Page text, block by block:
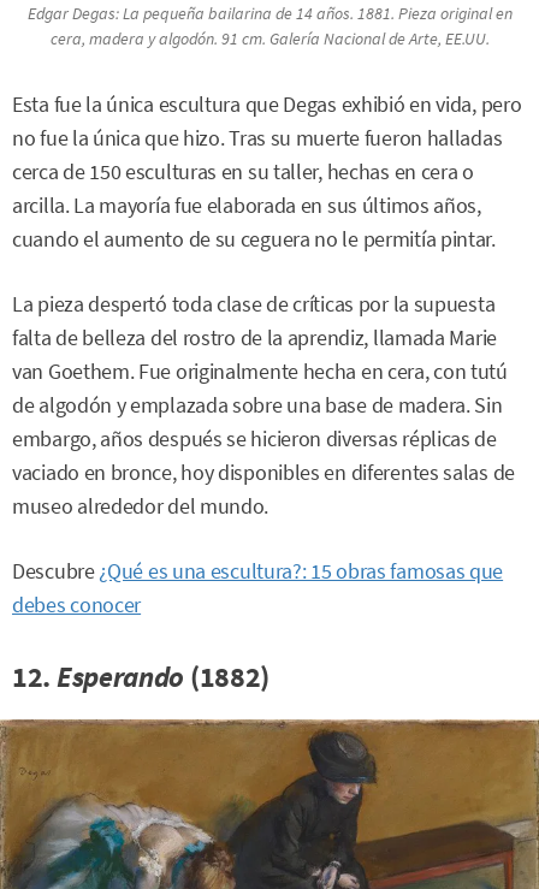
Edgar Degas:La pequeña bailarina de 14 años. 1881. Pieza original en
cera, madera y algodón. 91 cm. Galería Nacional de Arte, EE.UU.
Esta fue la única escultura que Degas exhibió en vida, pero
no fue la única que hizo. Tras su muerte fueron halladas
cerca de 150 esculturas en su taller, hechas en cera o
arcilla. La mayoría fue elaborada en sus últimos años,
cuando el aumento de su ceguera no le permitía pintar.
La pieza despertó toda clase de críticas por la supuesta
falta de belleza del rostro de la aprendiz, llamada Marie
van Goethem. Fue originalmente hecha en cera, con tutú
de algodón y emplazada sobre una base de madera. Sin
embargo, años después se hicieron diversas réplicas de
vaciado en bronce, hoy disponibles en diferentes salas de
museo alrededor del mundo.
Descubre¿Qué es una escultura?: 15 obras famosas que
debes conocer
12.Esperando (1882)